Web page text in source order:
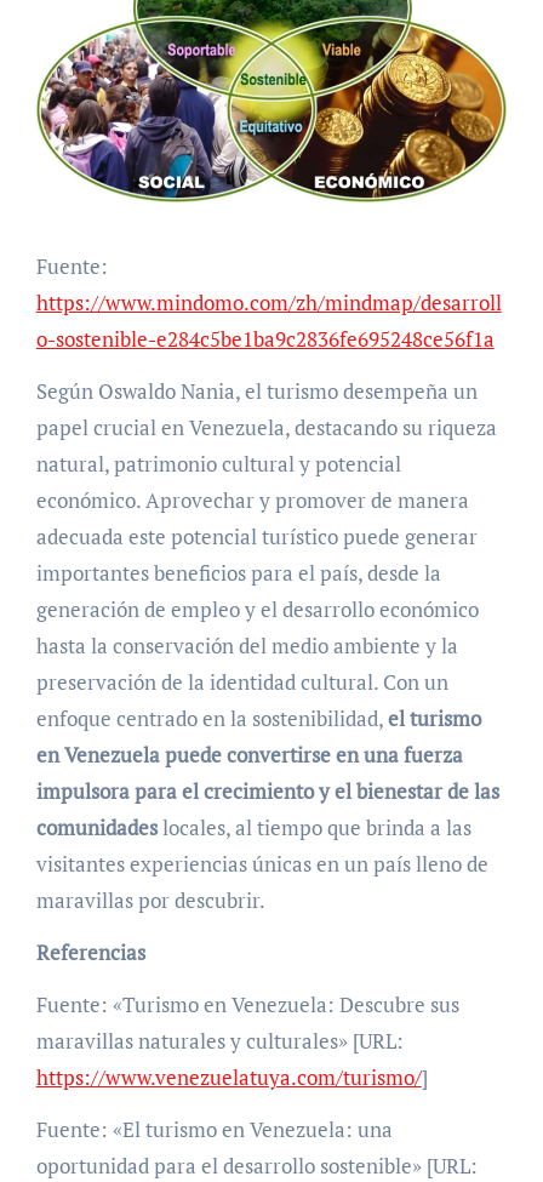
Fuente:
https://www.mindomo.com/zh/mindmap/desarroll
o-sostenible-e284c5be1ba9c2836fe695248ce56f1a
Según Oswaldo Nania, el turismo desempeña un
papel crucial en Venezuela, destacando su riqueza
natural, patrimonio cultural y potencial
económico. Aprovechar y promover de manera
adecuada este potencial turístico puede generar
importantes beneficios para el país, desde la
generación de empleo y el desarrollo económico
hasta la conservación del medio ambiente y la
preservación de la identidad cultural. Con un
enfoque centrado en la sostenibilidad,el turismo
en Venezuela puede convertirse en una fuerza
impulsora para el crecimiento y el bienestar de las
comunidadeslocales, al tiempo que brinda a las
visitantes experiencias únicas en un país lleno de
maravillas por descubrir.
Referencias
Fuente: «Turismo en Venezuela: Descubre sus
maravillas naturales y culturales» [URL:
https://www.venezuelatuya.com/turismo/]
Fuente: «El turismo en Venezuela: una
oportunidad para el desarrollo sostenible» [URL: